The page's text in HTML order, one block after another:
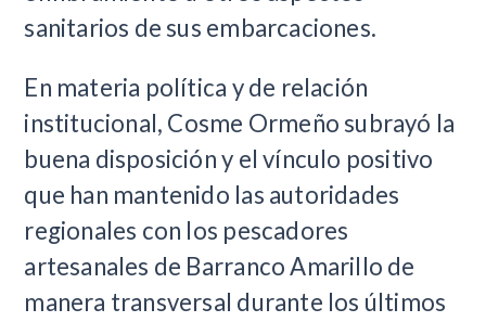
sanitarios de sus embarcaciones.
En materia política y de relación
institucional, Cosme Ormeño subrayó la
buena disposición y el vínculo positivo
que han mantenido las autoridades
regionales con los pescadores
artesanales de Barranco Amarillo de
manera transversal durante los últimos